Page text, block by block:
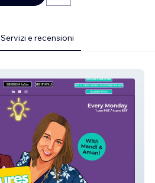
Servizi e recensioni